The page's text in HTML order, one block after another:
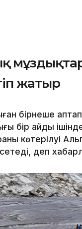
жатыр
бірнеше
бір айдың
көтерілуі
деп